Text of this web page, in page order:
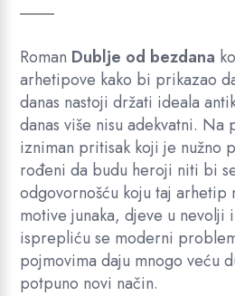
Roman Dublje od bezdana
arhetipove kako bi prikazao
danas nastoji držati ideala
danas više nisu adekvatni. Na
izniman pritisak koji je nužno
rođeni da budu heroji niti bi
odgovornošću koju taj arhetip
motive junaka, djeve u
isprepliću se moderni
pojmovima daju mnogo veću
potpuno novi način.